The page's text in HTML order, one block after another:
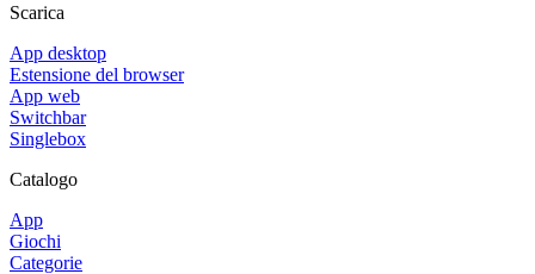
Scarica
App desktop
Estensione del browser
App web
Switchbar
Singlebox
Catalogo
App
Giochi
Categorie